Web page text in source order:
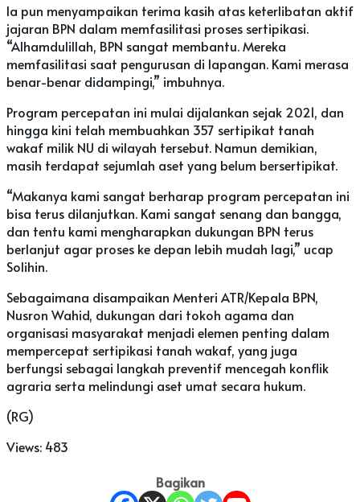
Ia pun menyampaikan terima kasih atas keterlibatan aktif
jajaran BPN dalam memfasilitasi proses sertipikasi.
“Alhamdulillah, BPN sangat membantu. Mereka
memfasilitasi saat pengurusan di lapangan. Kami merasa
benar-benar didampingi,” imbuhnya.
Program percepatan ini mulai dijalankan sejak 2021, dan
hingga kini telah membuahkan 357 sertipikat tanah
wakaf milik NU di wilayah tersebut. Namun demikian,
masih terdapat sejumlah aset yang belum bersertipikat.
“Makanya kami sangat berharap program percepatan ini
bisa terus dilanjutkan. Kami sangat senang dan bangga,
dan tentu kami mengharapkan dukungan BPN terus
berlanjut agar proses ke depan lebih mudah lagi,” ucap
Solihin.
Sebagaimana disampaikan Menteri ATR/Kepala BPN,
Nusron Wahid, dukungan dari tokoh agama dan
organisasi masyarakat menjadi elemen penting dalam
mempercepat sertipikasi tanah wakaf, yang juga
berfungsi sebagai langkah preventif mencegah konflik
agraria serta melindungi aset umat secara hukum.
(RG)
Views:483
Bagikan